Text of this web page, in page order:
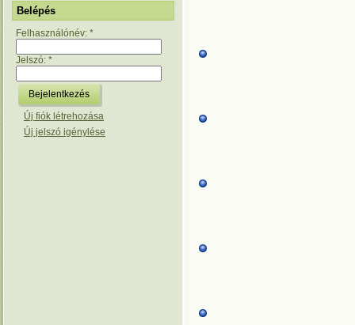
Belépés
Felhasználónév: *
Jelszó: *
Új fiók létrehozása
Új jelszó igénylése